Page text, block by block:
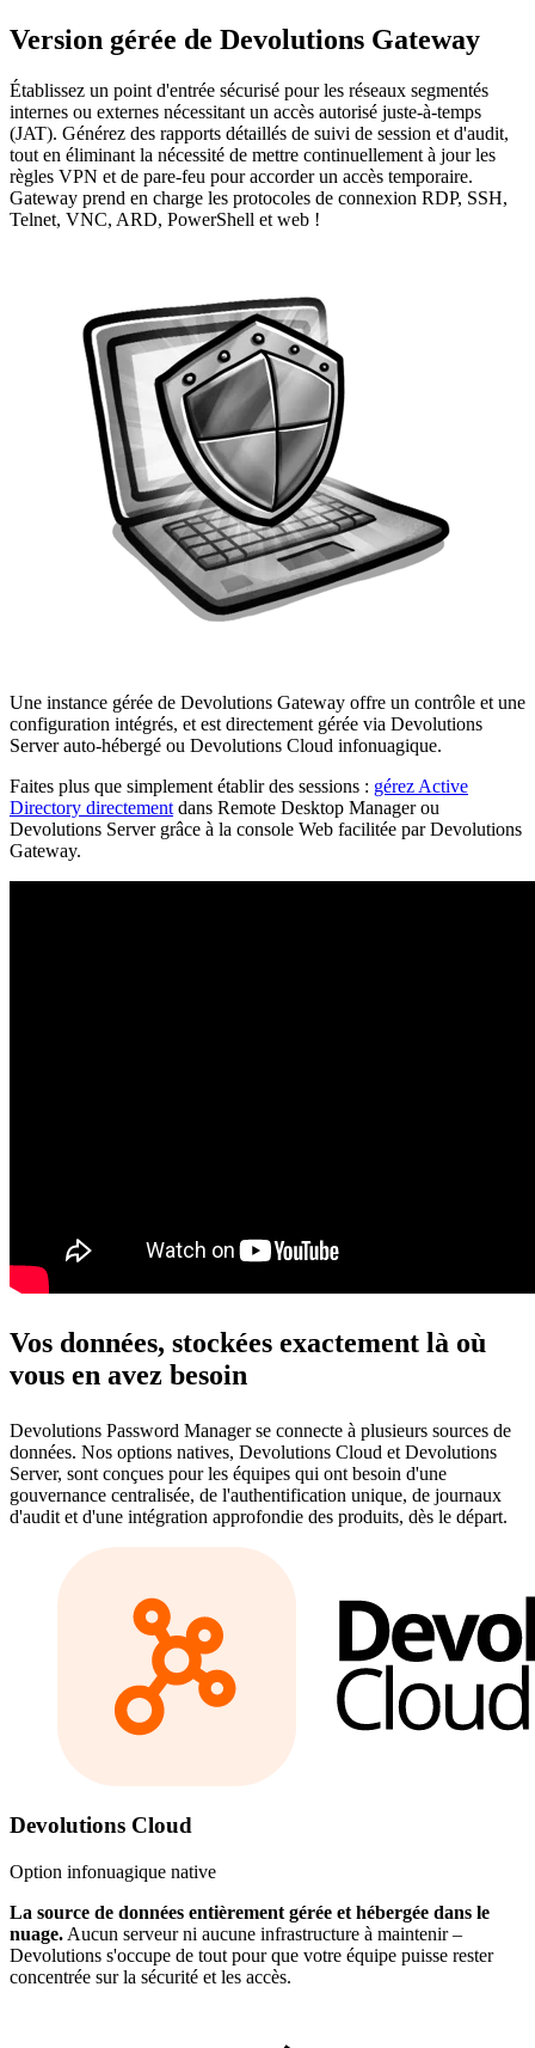
Version gérée de Devolutions Gateway
Établissez un point d'entrée sécurisé pour les réseaux segmentés
internes ou externes nécessitant un accès autorisé juste-à-temps
(JAT). Générez des rapports détaillés de suivi de session et d'audit,
tout en éliminant la nécessité de mettre continuellement à jour les
règles VPN et de pare-feu pour accorder un accès temporaire.
Gateway prend en charge les protocoles de connexion RDP, SSH,
Telnet, VNC, ARD, PowerShell et web !
Une instance gérée de Devolutions Gateway offre un contrôle et une
configuration intégrés, et est directement gérée via Devolutions
Server auto-hébergé ou Devolutions Cloud infonuagique.
Faites plus que simplement établir des sessions : gérez Active
Directory directement dans Remote Desktop Manager ou
Devolutions Server grâce à la console Web facilitée par Devolutions
Gateway.
Vos données, stockées exactement là où
vous en avez besoin
Devolutions Password Manager se connecte à plusieurs sources de
données. Nos options natives, Devolutions Cloud et Devolutions
Server, sont conçues pour les équipes qui ont besoin d'une
gouvernance centralisée, de l'authentification unique, de journaux
d'audit et d'une intégration approfondie des produits, dès le départ.
Devolutions Cloud
Option infonuagique native
La source de données entièrement gérée et hébergée dans le
nuage. Aucun serveur ni aucune infrastructure à maintenir –
Devolutions s'occupe de tout pour que votre équipe puisse rester
concentrée sur la sécurité et les accès.